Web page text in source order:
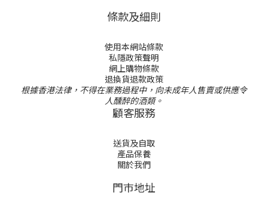
條款及細則
使用本網站條款
私隱政策聲明
網上購物條款
退換貨退款政策
根據香港法律，不得在業務過程中，向未成年人售賣或供應令
人醺醉的酒類。
顧客服務
送貨及自取
產品保養
關於我們
門巿地址